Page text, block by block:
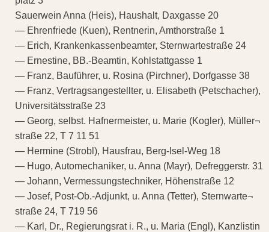
Sauerwein Anna (Heis), Haushalt, Daxgasse 20
— Ehrenfriede (Kuen), Rentnerin, Amthorstraße 1
— Erich, Krankenkassenbeamter, Sternwartestraße 24
— Ernestine, BB.-Beamtin, Kohlstattgasse 1
— Franz, Bauführer, u. Rosina (Pirchner), Dorfgasse 38
— Franz, Vertragsangestellter, u. Elisabeth (Petschacher),
Universitätsstraße 23
— Georg, selbst. Hafnermeister, u. Marie (Kogler), Müller¬
straße 22, T 7 11 51
— Hermine (Strobl), Hausfrau, Berg-Isel-Weg 18
— Hugo, Automechaniker, u. Anna (Mayr), Defreggerstr. 31
— Johann, Vermessungstechniker, Höhenstraße 12
— Josef, Post-Ob.-Adjunkt, u. Anna (Tetter), Sternwarte¬
straße 24, T 719 56
— Karl, Dr., Regierungsrat i. R., u. Maria (Engl), Kanzlistin